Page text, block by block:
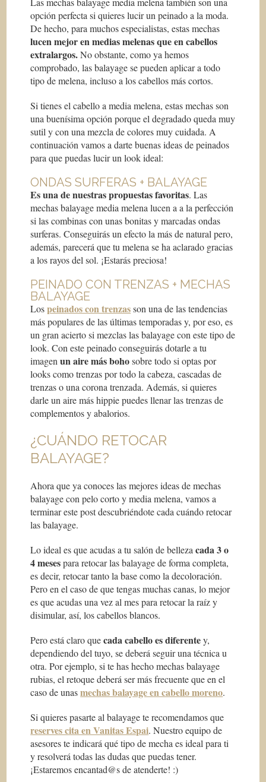
opción perfecta si quieres lucir un peinado a la moda.
De hecho, para muchos especialistas, estas mechas
lucen mejor en medias melenas que en cabellos
extralargos.No obstante, como ya hemos
comprobado, las balayage se pueden aplicar a todo
tipo de melena, incluso a los cabellos más cortos.
Si tienes el cabello a media melena, estas mechas son
una buenísima opción porque el degradado queda muy
sutil y con una mezcla de colores muy cuidada. A
continuación vamos a darte buenas ideas de peinados
para que puedas lucir un look ideal:
ONDAS SURFERAS + BALAYAGE
Es una de nuestras propuestas favoritas. Las
mechas balayage media melena lucen a a la perfección
si las combinas con unas bonitas y marcadas ondas
surferas. Conseguirás un efecto la más de natural pero,
además, parecerá que tu melena se ha aclarado gracias
a los rayos del sol. ¡Estarás preciosa!
PEINADO CON TRENZAS + MECHAS
BALAYAGE
Lospeinados con trenzasson una de las tendencias
más populares de las últimas temporadas y, por eso, es
un gran acierto si mezclas las balayage con este tipo de
look. Con este peinado conseguirás dotarle a tu
imagenun aire más bohosobre todo si optas por
looks como trenzas por todo la cabeza, cascadas de
trenzas o una corona trenzada. Además, si quieres
darle un aire más hippie puedes llenar las trenzas de
complementos y abalorios.
¿CUÁNDO RETOCAR
BALAYAGE?
Ahora que ya conoces las mejores ideas de mechas
balayage con pelo corto y media melena, vamos a
terminar este post descubriéndote cada cuándo retocar
las balayage.
Lo ideal es que acudas a tu salón de bellezacada 3 o
4 mesespara retocar las balayage de forma completa,
es decir, retocar tanto la base como la decoloración.
Pero en el caso de que tengas muchas canas, lo mejor
es que acudas una vez al mes para retocar la raíz y
disimular, así, los cabellos blancos.
Pero está claro quecada cabello es diferentey,
dependiendo del tuyo, se deberá seguir una técnica u
otra. Por ejemplo, si te has hecho mechas balayage
rubias, el retoque deberá ser más frecuente que en el
caso de unasmechas balayage en cabello moreno.
Si quieres pasarte al balayage te recomendamos que
reserves cita en Vanitas Espai. Nuestro equipo de
asesores te indicará qué tipo de mecha es ideal para ti
y resolverá todas las dudas que puedas tener.
¡Estaremos encantad@s de atenderte! :)